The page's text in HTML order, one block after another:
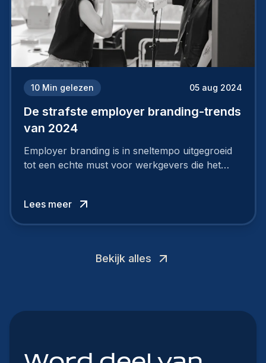
10 Min gelezen 05 aug 2024
De strafste employer branding-trends
van 2024
Employer branding is in sneltempo uitgegroeid
tot een echte must voor werkgevers die het
Lees meer
Bekijk alles